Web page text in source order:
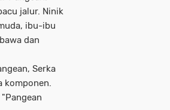
jalur. Ninik
ibu-ibu
dan
Serka
komponen.